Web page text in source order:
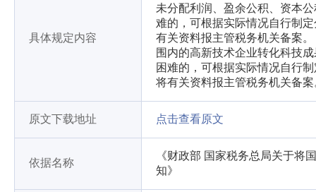
具体规定内容
未分配利润、盈余公积、资本
难的，可根据实际情况自行制
有关资料报主管税务机关备案
围内的高新技术企业转化科技
困难的，可根据实际情况自行
将有关资料报主管税务机关备案
原文下载地址 点击查看原文
依据名称
《财政部 国家税务总局关于将
知》